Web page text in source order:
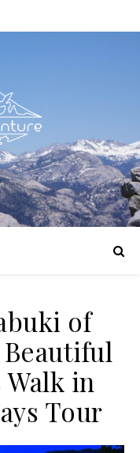
of
in
Tour